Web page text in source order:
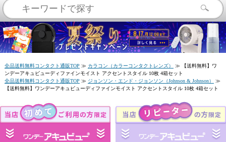
全品送料無料コンタクト通販TOP ≫ カラコン（カラーコンタクトレンズ） ≫
【送料無料】ワ
ンデーアキュビューディファインモイスト アクセントスタイル 10枚 4箱セット
全品送料無料コンタクト通販TOP ≫ ジョンソン・エンド・ジョンソン（Johnson & Johnson）
≫
【送料無料】ワンデーアキュビューディファインモイスト アクセントスタイル 10枚 4箱セット
お知らせを受信する